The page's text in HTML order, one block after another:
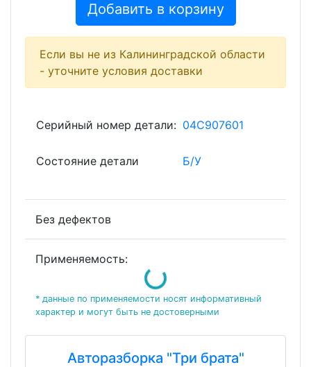
Добавить в корзину
Если вы не из Калининградской области
- уточните условия доставки
Серийный номер детали: 04C907601
Состояние детали Б/У
Без дефектов
Применяемость:
Loading...
* данные по применяемости носят информативный
характер и могут быть не достоверными
Авторазборка "Три брата"